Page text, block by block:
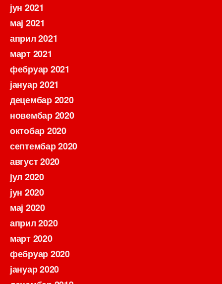
јун 2021
мај 2021
април 2021
март 2021
фебруар 2021
јануар 2021
децембар 2020
новембар 2020
октобар 2020
септембар 2020
август 2020
јул 2020
јун 2020
мај 2020
април 2020
март 2020
фебруар 2020
јануар 2020